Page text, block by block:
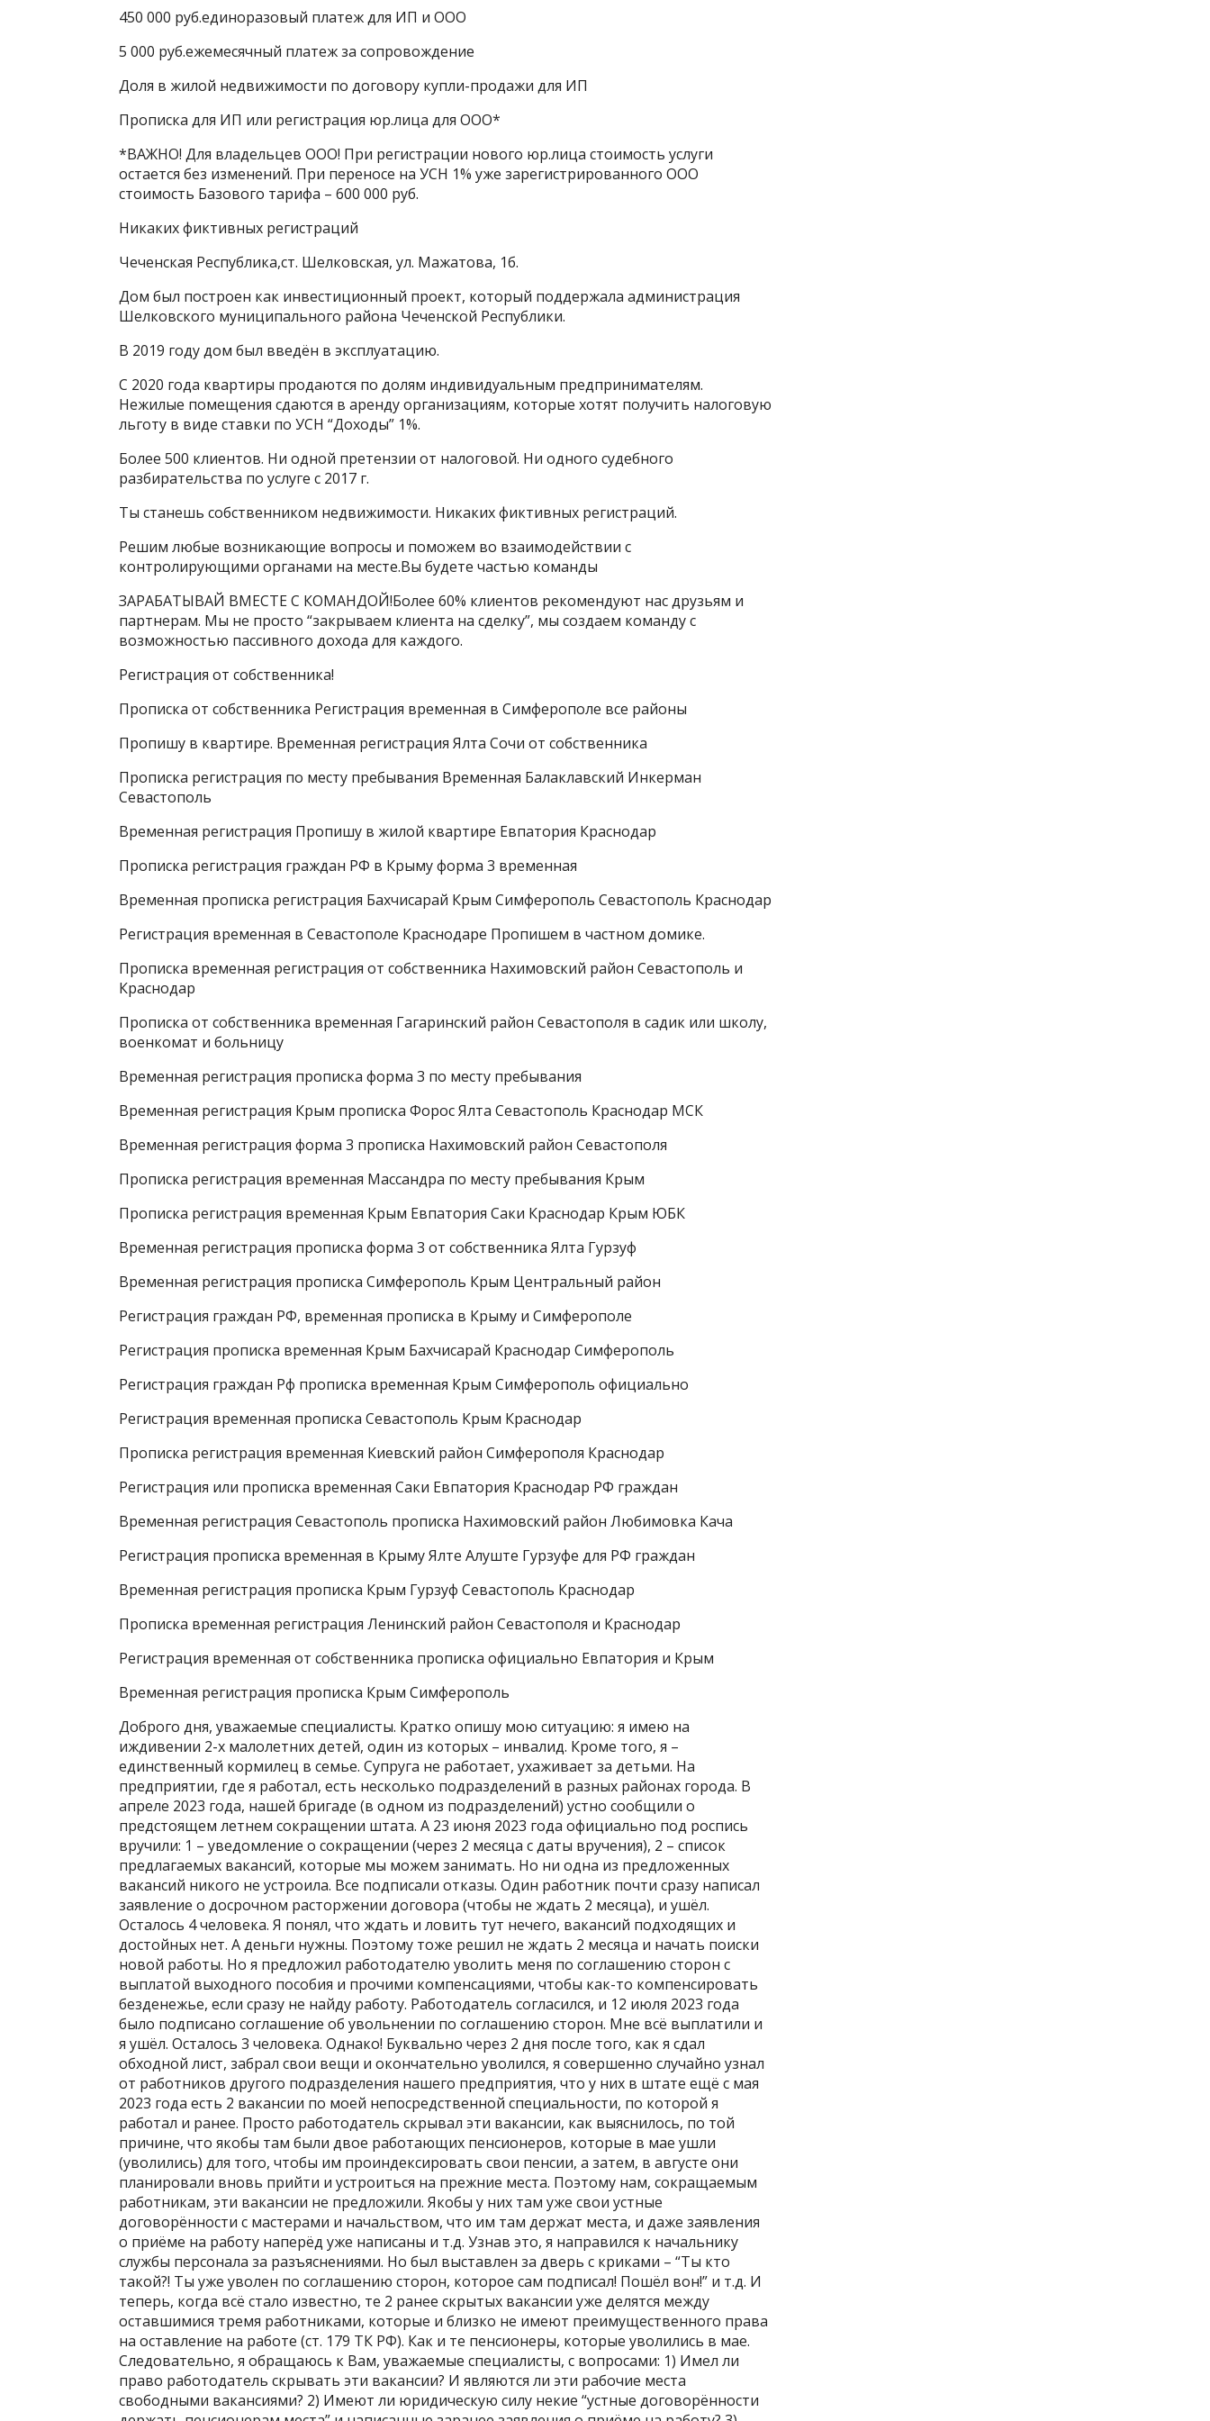
450 000 руб.единоразовый платеж для ИП и ООО
5 000 руб.ежемесячный платеж за сопровождение
Доля в жилой недвижимости по договору купли-продажи для ИП
Прописка для ИП или регистрация юр.лица для ООО*
*ВАЖНО! Для владельцев ООО! При регистрации нового юр.лица стоимость услуги
остается без изменений. При переносе на УСН 1% уже зарегистрированного ООО
стоимость Базового тарифа – 600 000 руб.
Никаких фиктивных регистраций
Чеченская Республика,ст. Шелковская, ул. Мажатова, 1б.
Дом был построен как инвестиционный проект, который поддержала администрация
Шелковского муниципального района Чеченской Республики.
В 2019 году дом был введён в эксплуатацию.
С 2020 года квартиры продаются по долям индивидуальным предпринимателям.
Нежилые помещения сдаются в аренду организациям, которые хотят получить налоговую
льготу в виде ставки по УСН “Доходы” 1%.
Более 500 клиентов. Ни одной претензии от налоговой. Ни одного судебного
разбирательства по услуге с 2017 г.
Ты станешь собственником недвижимости. Никаких фиктивных регистраций.
Решим любые возникающие вопросы и поможем во взаимодействии с
контролирующими органами на месте.Вы будете частью команды
ЗАРАБАТЫВАЙ ВМЕСТЕ С КОМАНДОЙ!Более 60% клиентов рекомендуют нас друзьям и
партнерам. Мы не просто “закрываем клиента на сделку”, мы создаем команду с
возможностью пассивного дохода для каждого.
Регистрация от собственника!
Прописка от собственника Регистрация временная в Симферополе все районы
Пропишу в квартире. Временная регистрация Ялта Сочи от собственника
Прописка регистрация по месту пребывания Временная Балаклавский Инкерман
Севастополь
Временная регистрация Пропишу в жилой квартире Евпатория Краснодар
Прописка регистрация граждан РФ в Крыму форма 3 временная
Временная прописка регистрация Бахчисарай Крым Симферополь Севастополь Краснодар
Регистрация временная в Севастополе Краснодаре Пропишем в частном домике.
Прописка временная регистрация от собственника Нахимовский район Севастополь и
Краснодар
Прописка от собственника временная Гагаринский район Севастополя в садик или школу,
военкомат и больницу
Временная регистрация прописка форма 3 по месту пребывания
Временная регистрация Крым прописка Форос Ялта Севастополь Краснодар МСК
Временная регистрация форма 3 прописка Нахимовский район Севастополя
Прописка регистрация временная Массандра по месту пребывания Крым
Прописка регистрация временная Крым Евпатория Саки Краснодар Крым ЮБК
Временная регистрация прописка форма 3 от собственника Ялта Гурзуф
Временная регистрация прописка Симферополь Крым Центральный район
Регистрация граждан РФ, временная прописка в Крыму и Симферополе
Регистрация прописка временная Крым Бахчисарай Краснодар Симферополь
Регистрация граждан Рф прописка временная Крым Симферополь официально
Регистрация временная прописка Севастополь Крым Краснодар
Прописка регистрация временная Киевский район Симферополя Краснодар
Регистрация или прописка временная Саки Евпатория Краснодар РФ граждан
Временная регистрация Севастополь прописка Нахимовский район Любимовка Кача
Регистрация прописка временная в Крыму Ялте Алуште Гурзуфе для РФ граждан
Временная регистрация прописка Крым Гурзуф Севастополь Краснодар
Прописка временная регистрация Ленинский район Севастополя и Краснодар
Регистрация временная от собственника прописка официально Евпатория и Крым
Временная регистрация прописка Крым Симферополь
Доброго дня, уважаемые специалисты. Кратко опишу мою ситуацию: я имею на
иждивении 2-х малолетних детей, один из которых – инвалид. Кроме того, я –
единственный кормилец в семье. Супруга не работает, ухаживает за детьми. На
предприятии, где я работал, есть несколько подразделений в разных районах города. В
апреле 2023 года, нашей бригаде (в одном из подразделений) устно сообщили о
предстоящем летнем сокращении штата. А 23 июня 2023 года официально под роспись
вручили: 1 – уведомление о сокращении (через 2 месяца с даты вручения), 2 – список
предлагаемых вакансий, которые мы можем занимать. Но ни одна из предложенных
вакансий никого не устроила. Все подписали отказы. Один работник почти сразу написал
заявление о досрочном расторжении договора (чтобы не ждать 2 месяца), и ушёл.
Осталось 4 человека. Я понял, что ждать и ловить тут нечего, вакансий подходящих и
достойных нет. А деньги нужны. Поэтому тоже решил не ждать 2 месяца и начать поиски
новой работы. Но я предложил работодателю уволить меня по соглашению сторон с
выплатой выходного пособия и прочими компенсациями, чтобы как-то компенсировать
безденежье, если сразу не найду работу. Работодатель согласился, и 12 июля 2023 года
было подписано соглашение об увольнении по соглашению сторон. Мне всё выплатили и
я ушёл. Осталось 3 человека. Однако! Буквально через 2 дня после того, как я сдал
обходной лист, забрал свои вещи и окончательно уволился, я совершенно случайно узнал
от работников другого подразделения нашего предприятия, что у них в штате ещё с мая
2023 года есть 2 вакансии по моей непосредственной специальности, по которой я
работал и ранее. Просто работодатель скрывал эти вакансии, как выяснилось, по той
причине, что якобы там были двое работающих пенсионеров, которые в мае ушли
(уволились) для того, чтобы им проиндексировать свои пенсии, а затем, в августе они
планировали вновь прийти и устроиться на прежние места. Поэтому нам, сокращаемым
работникам, эти вакансии не предложили. Якобы у них там уже свои устные
договорённости с мастерами и начальством, что им там держат места, и даже заявления
о приёме на работу наперёд уже написаны и т.д. Узнав это, я направился к начальнику
службы персонала за разъяснениями. Но был выставлен за дверь с криками – “Ты кто
такой?! Ты уже уволен по соглашению сторон, которое сам подписал! Пошёл вон!” и т.д. И
теперь, когда всё стало известно, те 2 ранее скрытых вакансии уже делятся между
оставшимися тремя работниками, которые и близко не имеют преимущественного права
на оставление на работе (ст. 179 ТК РФ). Как и те пенсионеры, которые уволились в мае.
Следовательно, я обращаюсь к Вам, уважаемые специалисты, с вопросами: 1) Имел ли
право работодатель скрывать эти вакансии? И являются ли эти рабочие места
свободными вакансиями? 2) Имеют ли юридическую силу некие “устные договорённости